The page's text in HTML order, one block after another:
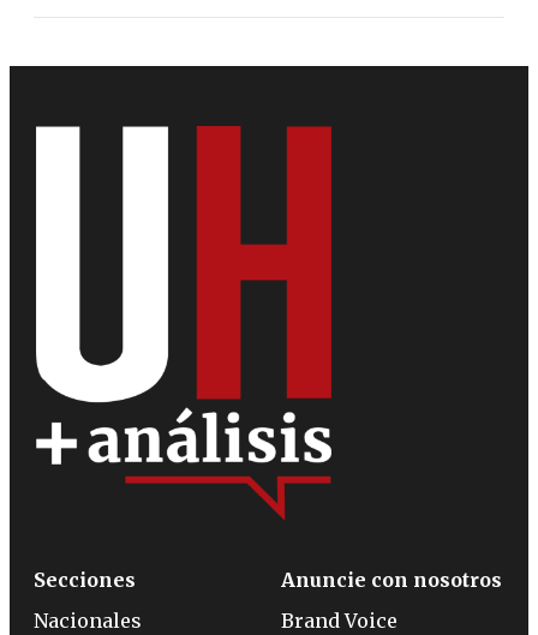
Secciones
Nacionales
Anuncie con nosotros
Brand Voice